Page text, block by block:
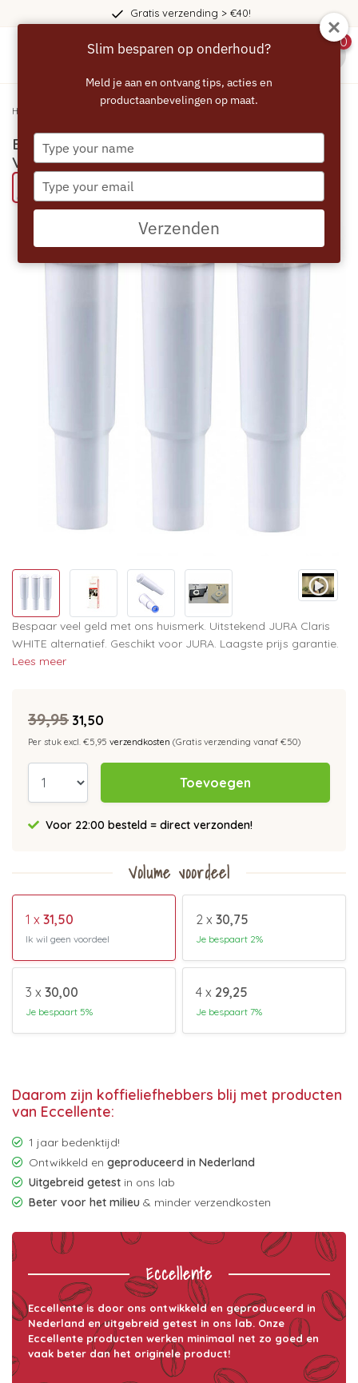
Gratis verzending > €40!
0
Home
ECCELLENTE White Waterfilter voor Jura -
Voordeelverpakking
Probeer eens een MR TAYLOR product
Bespaar veel geld met ons huismerk. Uitstekend JURA Claris
WHITE alternatief. Geschikt voor JURA. Laagste prijs garantie.
Lees meer
39,95 31,50
Per stuk excl. €5,95 verzendkosten (Gratis verzending vanaf €50)
Toevoegen
Voor 22:00 besteld = direct verzonden!
Volume voordeel
1 x 31,50
Ik wil geen voordeel
2 x 30,75
Je bespaart 2%
3 x 30,00
Je bespaart 5%
4 x 29,25
Je bespaart 7%
Daarom zijn koffieliefhebbers blij met producten
van Eccellente:
1 jaar bedenktijd!
Ontwikkeld en geproduceerd in Nederland
Uitgebreid getest in ons lab
Beter voor het milieu & minder verzendkosten
Eccellente
Eccellente is door ons ontwikkeld en geproduceerd in
Nederland en uitgebreid getest in ons lab. Onze
Eccellente producten werken minimaal net zo goed en
vaak beter dan het originele product!
Slim besparen op onderhoud?
Meld je aan en ontvang tips, acties en
productaanbevelingen op maat.
Type
your
name
Type
your
email
Verzenden